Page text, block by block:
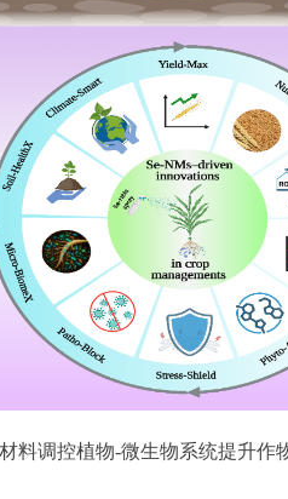
料调控植物-微生物系统提升作